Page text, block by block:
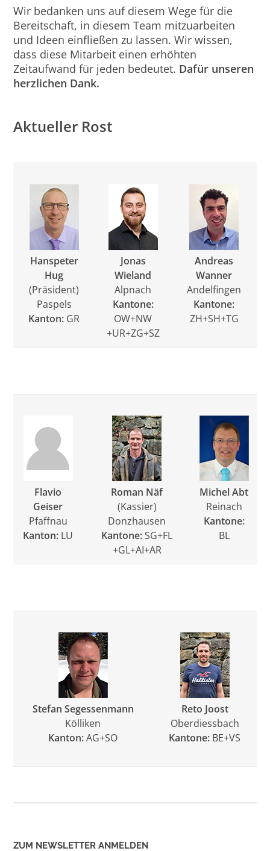
Wir bedanken uns auf diesem Wege für die
Bereitschaft, in diesem Team mitzuarbeiten
und Ideen einfließen zu lassen. Wir wissen,
dass diese Mitarbeit einen erhöhten
Zeitaufwand für jeden bedeutet. Dafür unseren
herzlichen Dank.
Aktueller Rost
Hanspeter
Hug
(Präsident)
Paspels
Kanton: GR
Jonas
Wieland
Alpnach
Kantone:
OW+NW
+UR+ZG+SZ
Andreas
Wanner
Andelfingen
Kantone:
ZH+SH+TG
Flavio
Geiser
Pfaffnau
Kanton: LU
Roman Näf
(Kassier)
Donzhausen
Kantone:SG+FL
+GL+AI+AR
Michel Abt
Reinach
Kantone:
BL
Stefan Segessenmann
Kölliken
Kanton:AG+SO
Reto Joost
Oberdiessbach
Kantone: BE+VS
ZUM NEWSLETTER ANMELDEN